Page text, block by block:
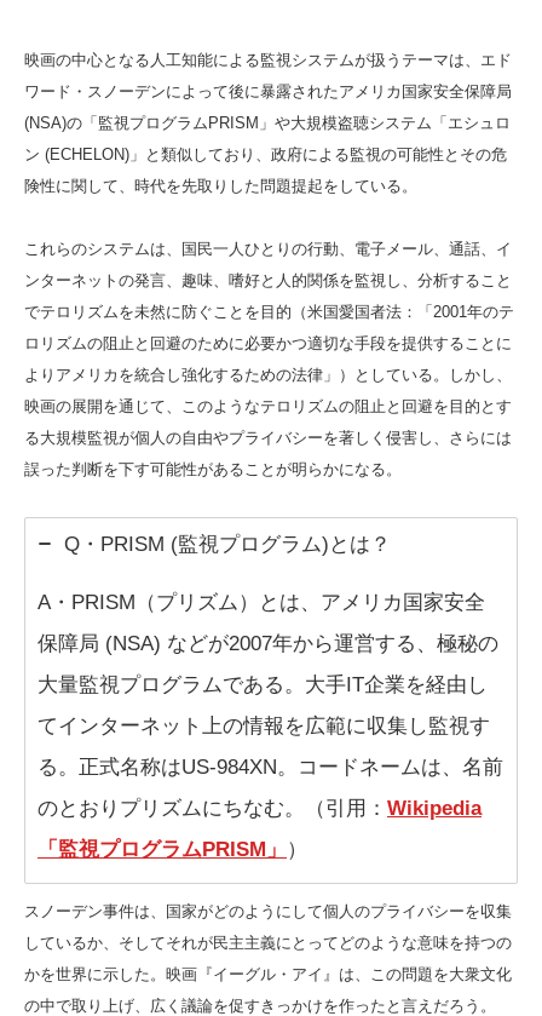
映画の中心となる人工知能による監視システムが扱うテーマは、エド
ワード・スノーデンによって後に暴露されたアメリカ国家安全保障局
(NSA)の「監視プログラムPRISM」や大規模盗聴システム「エシュロ
ン (ECHELON)」と類似しており、政府による監視の可能性とその危
険性に関して、時代を先取りした問題提起をしている。
これらのシステムは、国民一人ひとりの行動、電子メール、通話、イ
ンターネットの発言、趣味、嗜好と人的関係を監視し、分析すること
でテロリズムを未然に防ぐことを目的（米国愛国者法：「2001年のテ
ロリズムの阻止と回避のために必要かつ適切な手段を提供することに
よりアメリカを統合し強化するための法律」）としている。しかし、
映画の展開を通じて、このようなテロリズムの阻止と回避を目的とす
る大規模監視が個人の自由やプライバシーを著しく侵害し、さらには
誤った判断を下す可能性があることが明らかになる。
Q・PRISM (監視プログラム)とは？
A・PRISM（プリズム）とは、アメリカ国家安全
保障局 (NSA) などが2007年から運営する、極秘の
大量監視プログラムである。大手IT企業を経由し
てインターネット上の情報を広範に収集し監視す
る。正式名称はUS-984XN。コードネームは、名前
のとおりプリズムにちなむ。（引用： Wikipedia
「監視プログラムPRISM」 ）
スノーデン事件は、国家がどのようにして個人のプライバシーを収集
しているか、そしてそれが民主主義にとってどのような意味を持つの
かを世界に示した。映画『イーグル・アイ』は、この問題を大衆文化
の中で取り上げ、広く議論を促すきっかけを作ったと言えだろう。